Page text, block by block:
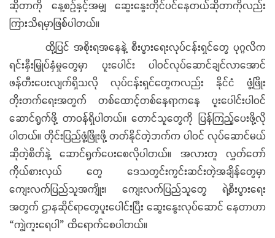
ဆိုတာကို နေ့စဉ်နှင့်အမျှ ဆွေးနွေးတိုင်ပင်နေတယ်ဆိုတာကိုလည်း
ကြားသိရမှာဖြစ်ပါတယ်။
ထို့ပြင် အစိုးရအနေနဲ့ စီးပွားရေးလုပ်ငန်းရှင်တွေ ပုဂ္ဂလိက
ရင်းနှီးမြှုပ်နှံမှုတွေမှာ ပူးပေါင်း ပါဝင်လုပ်ဆောင်ချင်လာအောင်
ဖန်တီးပေးလျက်ရှိသလို လုပ်ငန်းရှင်တွေကလည်း နိုင်ငံ ဖွံ့ဖြိုး
တိုးတက်ရေးအတွက် တစ်ထောင့်တစ်နေရာကနေ ပူးပေါင်းပါဝင်
ဆောင်ရွက်ဖို့ တာဝန်ရှိပါတယ်။ တောင်သူတွေကို ပြန်ကြည့်ပေးဖို့လို
ပါတယ်။ တိုင်းပြည်ဖွံ့ဖြိုးဖို့ တတ်နိုင်တဲ့ဘက်က ပါဝင် လုပ်ဆောင်မယ်
ဆိုတဲ့စိတ်နဲ့ ဆောင်ရွက်ပေးစေလိုပါတယ်။ အလားတူ လွှတ်တော်
ကိုယ်စားလှယ် တွေ ဒေသတွင်းကွင်းဆင်းတဲ့အချိန်တွေမှာ
ကျေးလက်ပြည်သူအကျိုး၊ ကျေးလက်ပြည်သူတွေ ရဲ့စီးပွားရေး
အတွက် ဌာနဆိုင်ရာတွေပူးပေါင်းပြီး ဆွေးနွေးလုပ်ဆောင် နေတာဟာ
“ကျွဲကူးရေပါ” ထိရောက်စေပါတယ်။